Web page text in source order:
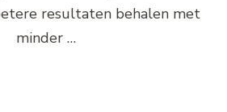
resultaten behalen met
minder …